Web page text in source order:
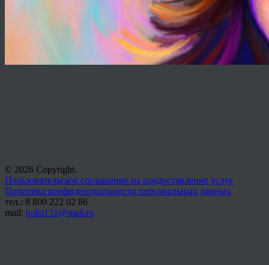
© 2026 Copyright.
Пользовательское соглашение на предоставление услуг
Политика конфиденциальности персональных данных
тел.: 8 800 222 02 86
mail: holst131@mail.ru